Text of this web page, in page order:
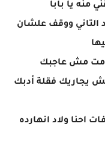
منه يا بابا
التاني ووقف علشان
ندمت مش عاجبك
يجاريك فقلة أدبك
احنا ولاد انهارده